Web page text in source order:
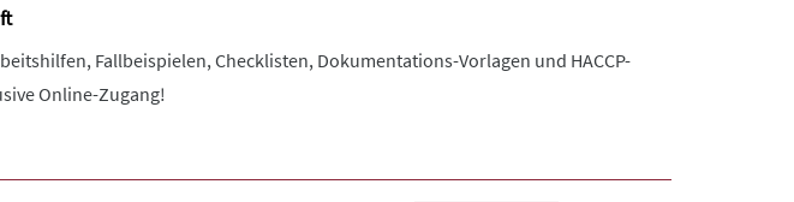
Fallbeispielen, Checklisten, Dokumentations-Vorlagen und HACCP-
Online-Zugang!